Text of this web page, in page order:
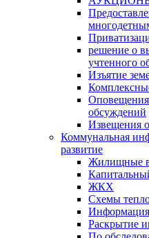
решение о
учтенного
Изъятие
Оповещения
обсуждений
Извещения
Коммунальная
развитие
Жилищные
ЖКХ
Схемы
Информация
Раскрытие